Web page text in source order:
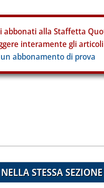
abbonati alla Staffetta
interamente gli
abbonamento di prova
STESSA SEZIONE